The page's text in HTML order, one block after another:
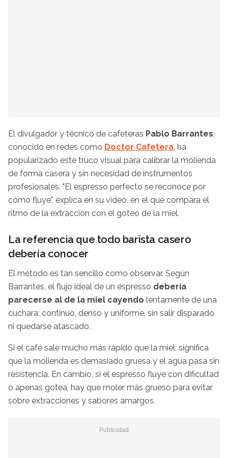
El divulgador y técnico de cafeteras Pablo Barrantes,
conocido en redes como Doctor Cafetera, ha
popularizado este truco visual para calibrar la molienda
de forma casera y sin necesidad de instrumentos
profesionales. "El espresso perfecto se reconoce por
cómo fluye", explica en su vídeo, en el que compara el
ritmo de la extracción con el goteo de la miel.
La referencia que todo barista casero
debería conocer
El método es tan sencillo como observar. Según
Barrantes, el flujo ideal de un espresso debería
parecerse al de la miel cayendo lentamente de una
cuchara: continuo, denso y uniforme, sin salir disparado
ni quedarse atascado.
Si el café sale mucho más rápido que la miel, significa
que la molienda es demasiado gruesa y el agua pasa sin
resistencia. En cambio, si el espresso fluye con dificultad
o apenas gotea, hay que moler más grueso para evitar
sobre extracciones y sabores amargos.